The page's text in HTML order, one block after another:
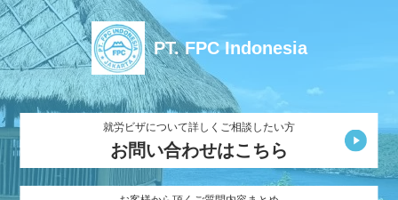
PT. FPC Indonesia
就労ビザについて詳しくご相談したい方
お問い合わせはこちら